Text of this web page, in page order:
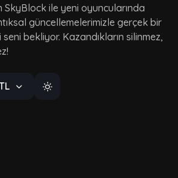
SkyBlock ile yeni oyuncularında
güncellemelerimizle gerçek bir
bekliyor. Kazandıkların silinmez,